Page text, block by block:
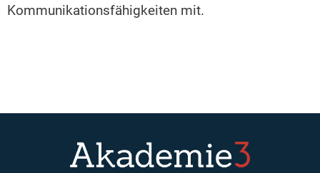
Kommunikationsfähigkeiten mit.